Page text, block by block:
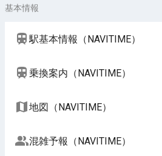
基本情報
駅基本情報（NAVITIME）
乗換案内（NAVITIME）
地図（NAVITIME）
混雑予報（NAVITIME）